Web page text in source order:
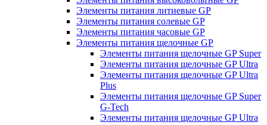
Элементы питания литиевые GP
Элементы питания солевые GP
Элементы питания часовые GP
Элементы питания щелочные GP
Элементы питания щелочные GP Super
Элементы питания щелочные GP Ultra
Элементы питания щелочные GP Ultra
Plus
Элементы питания щелочные GP Super
G-Tech
Элементы питания щелочные GP Ultra